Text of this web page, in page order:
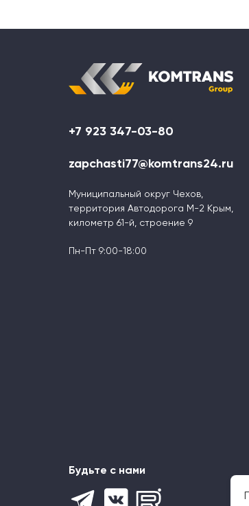
+7 923 347-03-80
zapchasti77@komtrans24.ru
Муниципальный округ Чехов,
территория Автодорога М-2 Крым,
километр 61-й, строение 9
Пн-Пт 9:00-18:00
Будьте с нами